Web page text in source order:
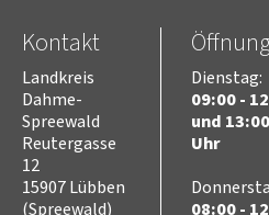
Kontakt
Landkreis
Dahme-
Spreewald
Reutergasse
12
15907 Lübben
(Spreewald)
Dienstag:
09:00 -
und
Uhr
08:00 -